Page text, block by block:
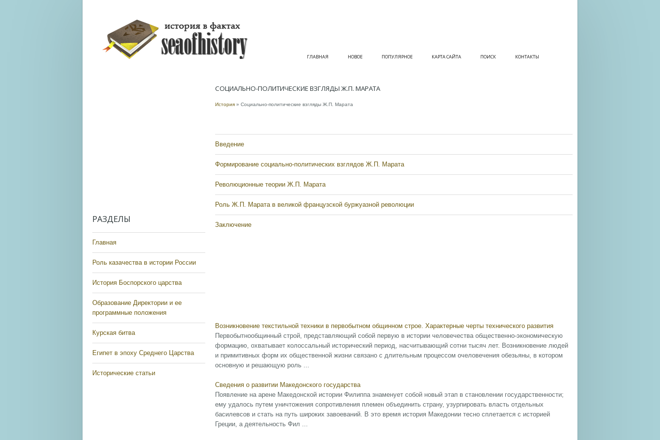
ГЛАВНАЯ НОВОЕ ПОПУЛЯРНОЕ КАРТА САЙТА ПОИСК КОНТАКТЫ
РАЗДЕЛЫ
Главная
Роль казачества в истории России
История Боспорского царства
Образование Директории и ее
программные положения
Курская битва
Египет в эпоху Среднего Царства
Исторические статьи
СОЦИАЛЬНО-ПОЛИТИЧЕСКИЕ ВЗГЛЯДЫ Ж.П. МАРАТА
История » Социально-политические взгляды Ж.П. Марата
Введение
Формирование социально-политических взглядов Ж.П. Марата
Революционные теории Ж.П. Марата
Роль Ж.П. Марата в великой французской буржуазной революции
Заключение
Возникновение текстильной техники в первобытном общинном строе. Характерные черты технического развития
Первобытнообщинный строй, представляющий собой первую в истории человечества общественно-экономическую
формацию, охватывает колоссальный исторический период, насчитывающий сотни тысяч лет. Возникновение людей
и примитивных форм их общественной жизни связано с длительным процессом очеловечения обезьяны, в котором
основную и решающую роль ...
Сведения о развитии Македонского государства
Появление на арене Македонской истории Филиппа знаменует собой новый этап в становлении государственности;
ему удалось путем уничтожения сопротивления племен объединить страну, узурпировать власть отдельных
басилевсов и стать на путь широких завоеваний. В это время история Македонии тесно сплетается с историей
Греции, а деятельность Фил ...